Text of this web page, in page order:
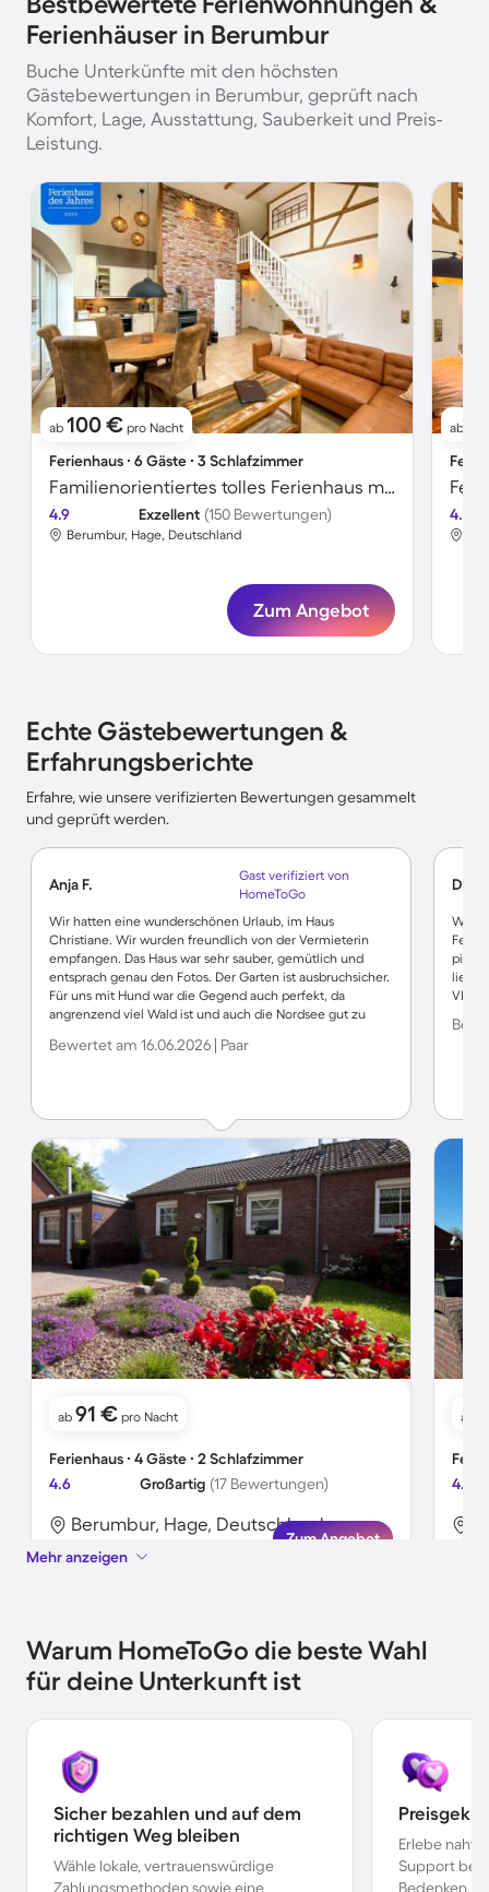
Ferienhäuser in Berumbur
Buche Unterkünfte mit den höchsten
Gästebewertungen in Berumbur, geprüft nach
Komfort, Lage, Ausstattung, Sauberkeit und Preis-
Leistung.
ab 100 € pro Nacht
Ferienhaus ∙ 6 Gäste ∙ 3 Schlafzimmer
Familienorientiertes tolles Ferienhaus mit Grill, Garten und Terrasse | Naturblick
4.9 Exzellent (150 Bewertungen)
Berumbur, Hage, Deutschland
Zum Angebot
ab
4.8
Echte Gästebewertungen &
Erfahrungsberichte
Erfahre, wie unsere verifizierten Bewertungen gesammelt
und geprüft werden.
Anja F.
Gast verifiziert von
HomeToGo
Wir hatten eine wunderschönen Urlaub, im Haus
Christiane. Wir wurden freundlich von der Vermieterin
empfangen. Das Haus war sehr sauber, gemütlich und
entsprach genau den Fotos. Der Garten ist ausbruchsicher.
Für uns mit Hund war die Gegend auch perfekt, da
angrenzend viel Wald ist und auch die Nordsee gut zu
man schön spazieren gehen. Alles im Allem perfekt! LG
Bewertet am 16.06.2026 | Paar
ab 91 € pro Nacht
Ferienhaus ∙ 4 Gäste ∙ 2 Schlafzimmer
4.6
Großartig (17 Bewertungen)
Berumbur, Hage, Deutschland
Zum Angebot
Dirk
Wer
liebe
ab
4.9
Mehr anzeigen
Warum HomeToGo die beste Wahl
für deine Unterkunft ist
Sicher bezahlen und auf dem
richtigen Weg bleiben
Wähle lokale, vertrauenswürdige
Zahlungsmethoden sowie eine
Erlebe
Support bei
Bedenken.